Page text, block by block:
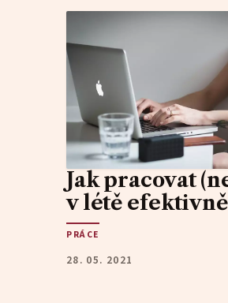
Jak pracovat
v létě
PRÁCE
28. 05. 2021